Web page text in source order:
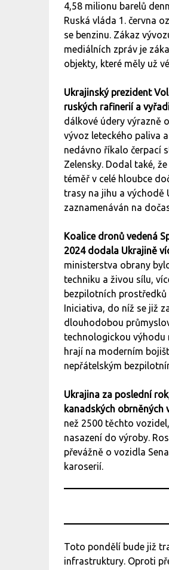
4,58 milionu barelů
Ruská vláda 1. června
se benzinu. Zákaz
mediálních zpráv je
objekty, které měly už
Ukrajinský prezident
ruských rafinerií a
dálkové údery výrazně
vývoz leteckého paliva
nedávno říkalo čerpací
Zelensky. Dodal také,
téměř v celé hloubce
trasy na jihu a východě
zaznamenáván na
Koalice dronů vedená
2024 dodala Ukrajině
ministerstva obrany
techniku a živou sílu,
bezpilotních
Iniciativa, do níž se již
dlouhodobou
technologickou výhodu
hrají na moderním
nepřátelským
Ukrajina za poslední
kanadských obrněných
než 2500 těchto
nasazení do výroby.
převážně o vozidla
karoserií.
Toto pondělí bude již
infrastruktury. Oproti